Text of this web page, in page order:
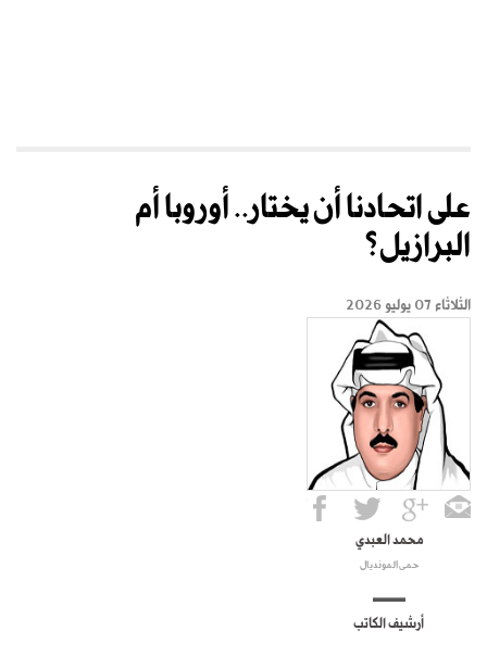
على اتحادنا أن يختار.. أوروبا أم
البرازيل؟
الثلاثاء 07 يوليو 2026
محمد العبدي
حمى المونديال
أرشيف الكاتب